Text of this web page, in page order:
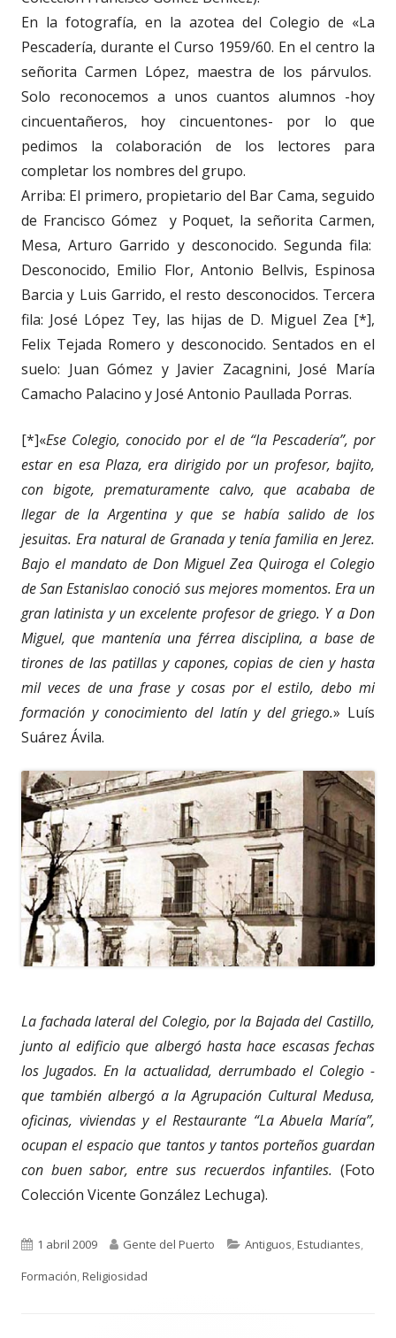
En la fotografía, en la azotea del Colegio de «La
Pescadería, durante el Curso 1959/60. En el centro la
señorita Carmen López, maestra de los párvulos.
Solo reconocemos a unos cuantos alumnos -hoy
cincuentañeros, hoy cincuentones- por lo que
pedimos la colaboración de los lectores para
completar los nombres del grupo.
Arriba: El primero, propietario del Bar Cama, seguido
de Francisco Gómez y Poquet, la señorita Carmen,
Mesa, Arturo Garrido y desconocido. Segunda fila:
Desconocido, Emilio Flor, Antonio Bellvis, Espinosa
Barcia y Luis Garrido, el resto desconocidos. Tercera
fila: José López Tey, las hijas de D. Miguel Zea [*],
Felix Tejada Romero y desconocido. Sentados en el
suelo: Juan Gómez y Javier Zacagnini, José María
Camacho Palacino y José Antonio Paullada Porras.
[*]«Ese Colegio, conocido por el de “la Pescadería”, por
estar en esa Plaza, era dirigido por un profesor, bajito,
con bigote, prematuramente calvo, que acababa de
llegar de la Argentina y que se había salido de los
jesuitas. Era natural de Granada y tenía familia en Jerez.
Bajo el mandato de Don Miguel Zea Quiroga el Colegio
de San Estanislao conoció sus mejores momentos. Era un
gran latinista y un excelente profesor de griego. Y a Don
Miguel, que mantenía una férrea disciplina, a base de
tirones de las patillas y capones, copias de cien y hasta
mil veces de una frase y cosas por el estilo, debo mi
formación y conocimiento del latín y del griego.» Luís
Suárez Ávila.
La fachada lateral del Colegio, por la Bajada del Castillo,
junto al edificio que albergó hasta hace escasas fechas
los Jugados. En la actualidad, derrumbado el Colegio -
que también albergó a la Agrupación Cultural Medusa,
oficinas, viviendas y el Restaurante “La Abuela María”,
ocupan el espacio que tantos y tantos porteños guardan
con buen sabor, entre sus recuerdos infantiles. (Foto
Colección Vicente González Lechuga).
Publicado
el
1 abril 2009 Autor
Gente del Puerto Categorías
Antiguos,Estudiantes,
Formación,Religiosidad